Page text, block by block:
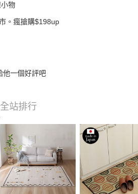
物
。瘋搶購$198up
他一個好評吧
全站排行